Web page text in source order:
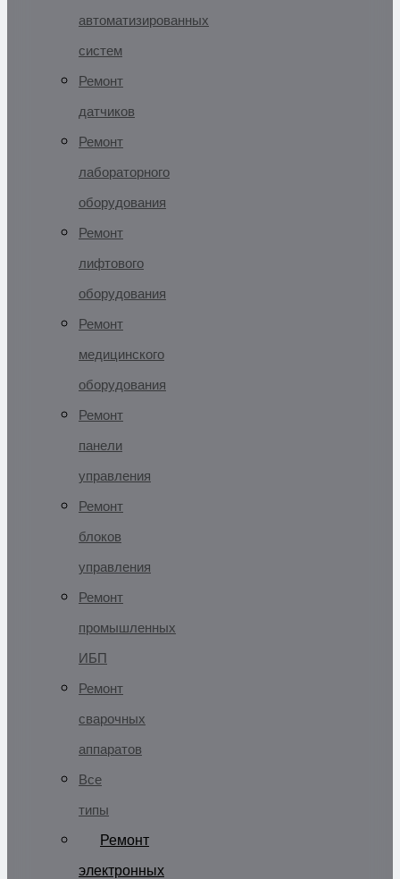
автоматизированных
систем
Ремонт
датчиков
Ремонт
лабораторного
оборудования
Ремонт
лифтового
оборудования
Ремонт
медицинского
оборудования
Ремонт
панели
управления
Ремонт
блоков
управления
Ремонт
промышленных
ИБП
Ремонт
сварочных
аппаратов
Все
типы
Ремонт
электронных